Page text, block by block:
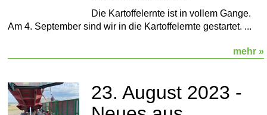
Die Kartoffelernte ist in vollem Gange.
Am 4. September sind wir in die Kartoffelernte gestartet. ...
mehr »
23. August 2023 -